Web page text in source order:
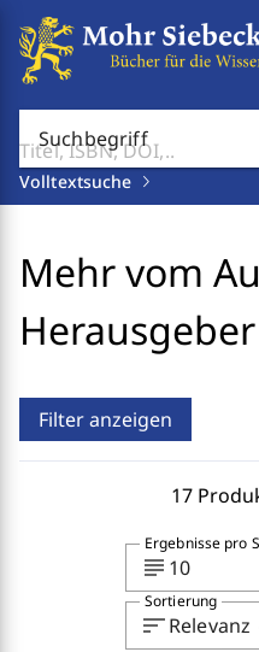
Suchbegriff
Volltextsuche
Mehr vom
Herausgeber
Filter anzeigen
17
subject 10
Ergebnisse pro
sortRelevanz
Sortierung